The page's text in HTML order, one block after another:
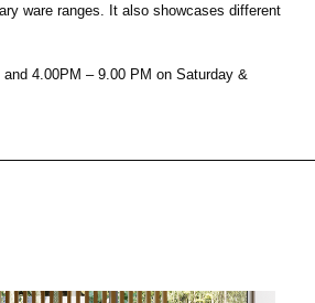
KÜCHE
RAK-CONTOUR
ware ranges. It also showcases different
4.00PM – 9.00 PM on Saturday &